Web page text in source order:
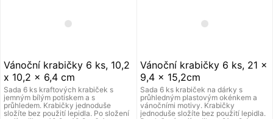
Vánoční krabičky 6 ks, 10,2
x 10,2 x 6,4 cm
Sada 6 ks kraftových krabiček s
jemným bílým potiskem a s
průhledem. Krabičky jednoduše
složíte bez použití lepidla. Po složení
Vánoční krabičky 6 ks, 21 x
9,4 x 15,2cm
Sada 6 ks krabiček na dárky s
průhledným plastovým okénkem a
vánočními motivy. Krabičky
jednoduše složíte bez použití lepidla.